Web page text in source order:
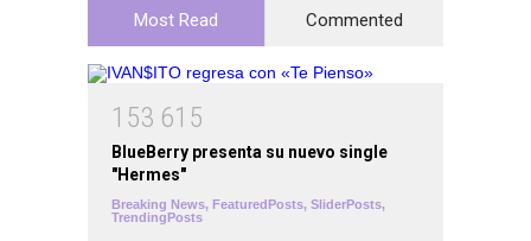
Most Read Commented
1 53 61 5
BlueBerry presenta su nuevo single
"Hermes"
Breaking News, FeaturedPosts, SliderPosts,
TrendingPosts